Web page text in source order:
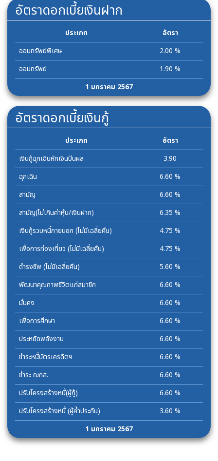
อัตราดอกเบี้ยเงินฝาก
ประเภท
อัตรา
ออมทรัพย์พิเศษ
2.00 %
ออมทรัพย์
1.90 %
1 มกราคม 2567
อัตราดอกเบี้ยเงินกู้
ประเภท
อัตรา
เงินกู้ฉุกเฉินหักเงินปันผล
3.90
ฉุกเฉิน
6.60 %
สามัญ
6.60 %
สามัญ(ไม่เกินค่าหุ้น/เงินฝาก)
6.35 %
เงินกู้รวมหนี้ภายนอก (ไม่มีเฉลี่ยคืน)
4.75 %
เพื่อการท่องเที่ยว (ไม่มีเฉลี่ยคืน)
4.75 %
ดำรงชีพ (ไม่มีเฉลี่ยคืน)
5.60 %
พัฒนาคุณภาพชีวิตแก่สมาชิก
6.60 %
มั่นคง
6.60 %
เพื่อการศึกษา
6.60 %
ประหยัดพลังงาน
6.60 %
ชำระหนี้บัตรเครดิตฯ
6.60 %
ชำระ ฌกส.
6.60 %
ปรับโครงสร้างหนี้(ผู้กู้)
6.60 %
ปรับโครงสร้างหนี้ (ผู้ค้ำประกัน)
3.60 %
1 มกราคม 2567